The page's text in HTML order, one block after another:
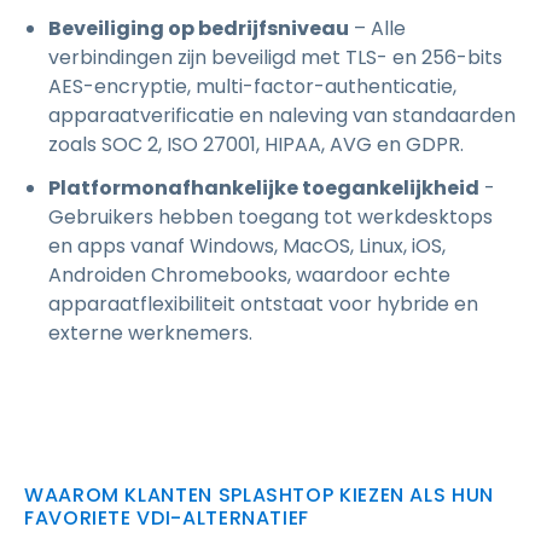
Beveiliging op bedrijfsniveau – Alle
verbindingen zijn beveiligd met TLS- en 256-bits
AES-encryptie, multi-factor-authenticatie,
apparaatverificatie en naleving van standaarden
zoals SOC 2, ISO 27001, HIPAA, AVG en GDPR.
Platformonafhankelijke toegankelijkheid -
Gebruikers hebben toegang tot werkdesktops
en apps vanaf Windows, MacOS, Linux, iOS,
Androiden Chromebooks, waardoor echte
apparaatflexibiliteit ontstaat voor hybride en
externe werknemers.
WAAROM KLANTEN SPLASHTOP KIEZEN ALS HUN
FAVORIETE VDI-ALTERNATIEF